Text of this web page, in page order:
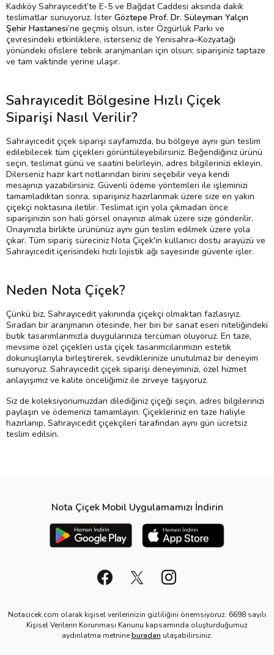
Kadıköy Sahrayıcedit’te E-5 ve Bağdat Caddesi aksında dakik
teslimatlar sunuyoruz. İster Göztepe Prof. Dr. Süleyman Yalçın
Şehir Hastanesi’ne geçmiş olsun, ister Özgürlük Parkı ve
çevresindeki etkinliklere, isterseniz de Yenisahra–Kozyatağı
yönündeki ofislere tebrik aranjmanları için olsun; siparişiniz taptaze
ve tam vaktinde yerine ulaşır.
Sahrayıcedit Bölgesine Hızlı Çiçek
Siparişi Nasıl Verilir?
Sahrayıcedit çiçek siparişi sayfamızda, bu bölgeye aynı gün teslim
edilebilecek tüm çiçekleri görüntüleyebilirsiniz. Beğendiğiniz ürünü
seçin, teslimat günü ve saatini belirleyin, adres bilgilerinizi ekleyin.
Dilerseniz hazır kart notlarından birini seçebilir veya kendi
mesajınızı yazabilirsiniz. Güvenli ödeme yöntemleri ile işleminizi
tamamladıktan sonra, siparişiniz hazırlanmak üzere size en yakın
çiçekçi noktasına iletilir. Teslimat için yola çıkmadan önce
siparişinizin son hali görsel onayınızı almak üzere size gönderilir.
Onayınızla birlikte ürününüz aynı gün teslim edilmek üzere yola
çıkar. Tüm sipariş süreciniz Nota Çiçek'in kullanıcı dostu arayüzü ve
Sahrayıcedit içerisindeki hızlı lojistik ağı sayesinde güvenle işler.
Neden Nota Çiçek?
Çünkü biz, Sahrayıcedit yakınında çiçekçi olmaktan fazlasıyız.
Sıradan bir aranjmanın ötesinde, her biri bir sanat eseri niteliğindeki
butik tasarımlarımızla duygularınıza tercüman oluyoruz. En taze,
mevsime özel çiçekleri usta çiçek tasarımcılarımızın estetik
dokunuşlarıyla birleştirerek, sevdiklerinize unutulmaz bir deneyim
sunuyoruz. Sahrayıcedit çiçek siparişi deneyiminizi, özel hizmet
anlayışımız ve kalite önceliğimiz ile zirveye taşıyoruz.
Siz de koleksiyonumuzdan dilediğiniz çiçeği seçin, adres bilgilerinizi
paylaşın ve ödemenizi tamamlayın. Çiçekleriniz en taze haliyle
hazırlanıp, Sahrayıcedit çiçekçileri tarafından aynı gün ücretsiz
teslim edilsin.
Nota Çiçek Mobil Uygulamamızı İndirin
Notacicek.com olarak kişisel verilerinizin gizliliğini önemsiyoruz. 6698 sayılı
Kişisel Verilerin Korunması Kanunu kapsamında oluşturduğumuz
aydınlatma metnineburadan ulaşabilirsiniz.